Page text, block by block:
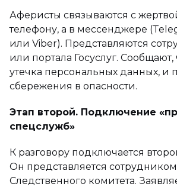
Аферисты связываются с
телефону, а в мессенджере
или Viber). Представляются
или портала Госуслуг.
утечка персональных данных, и
сбережения в опасности.
Этап второй. Подключение
спецслужб»
К разговору подключается
Он представляется
Следственного комитета.